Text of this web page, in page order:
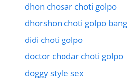
dhon chosar choti golpo
dhorshon choti golpo
didi choti golpo
doctor chodar choti golpo
doggy style sex